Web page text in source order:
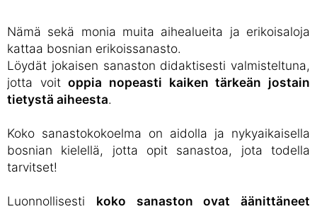
Nämä sekä monia muita aihealueita ja erikoisaloja
kattaa bosnian erikoissanasto.
Löydät jokaisen sanaston didaktisesti valmisteltuna,
jotta voitoppia nopeasti kaiken tärkeän jostain
tietystä aiheesta.
Koko sanastokokoelma on aidolla ja nykyaikaisella
bosnian kielellä, jotta opit sanastoa, jota todella
tarvitset!
Luonnollisesti koko sanaston ovat äänittäneet